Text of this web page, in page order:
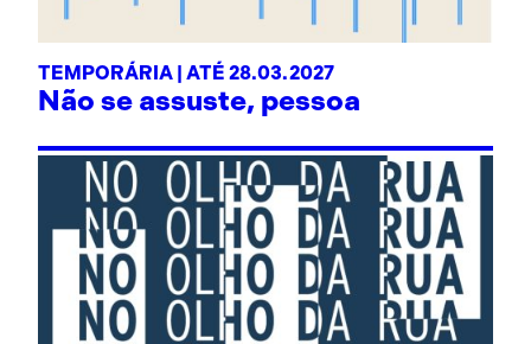
TEMPORÁRIA | ATÉ 28.03.2027
Não se assuste, pessoa